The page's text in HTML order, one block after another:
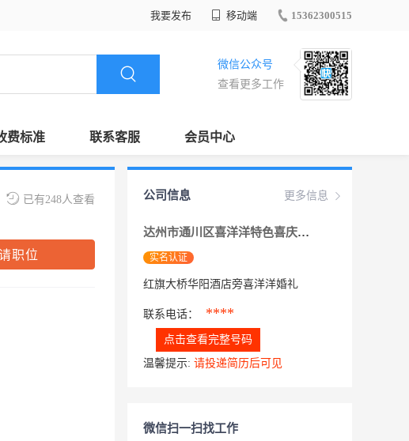
我要发布 移动端 15362300515
微信公众号
查看更多工作
费标准 联系客服 会员中心
已有248人查看
职位
更多信息
公司信息
达州市通川区喜洋洋特色喜庆用品专营店
实名认证
红旗大桥华阳酒店旁喜洋洋婚礼
联系电话： ****
点击查看完整号码
温馨提示: 请投递简历后可见
微信扫一扫找工作